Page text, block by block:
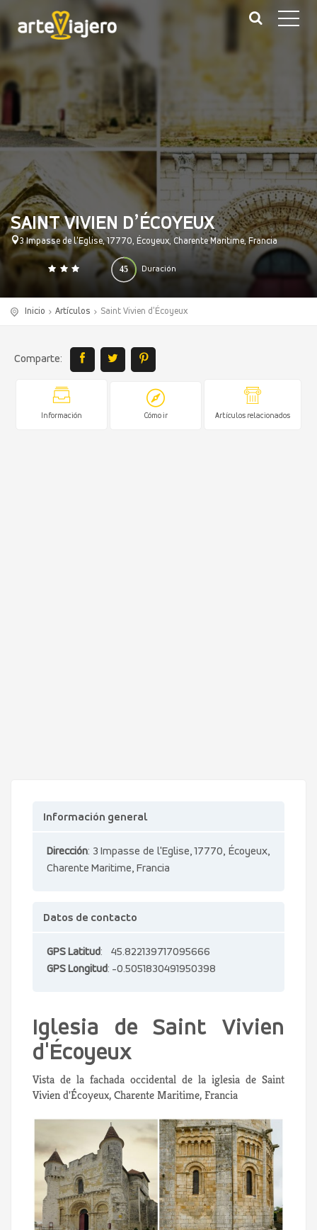
SAINT VIVIEN D’ÉCOYEUX
3 Impasse de l'Eglise, 17770, Écoyeux, Charente Maritime, Francia
Duración
(minutos)
45
0 140
Inicio Artículos Saint Vivien d’Écoyeux
Comparte:
Información Cómo ir Artículos relacionados
Información general
Dirección: 3 Impasse de l'Eglise, 17770, Écoyeux,
Charente Maritime, Francia
Datos de contacto
GPS Latitud: 45.822139717095666
GPS Longitud: -0.5051830491950398
Iglesia de Saint Vivien
d'Écoyeux
Vista de la fachada occidental de la iglesia de Saint
Vivien d'Écoyeux, Charente Maritime, Francia